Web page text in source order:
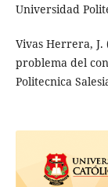
Universidad
Vivas Herrera, J.
problema del
Politecnica